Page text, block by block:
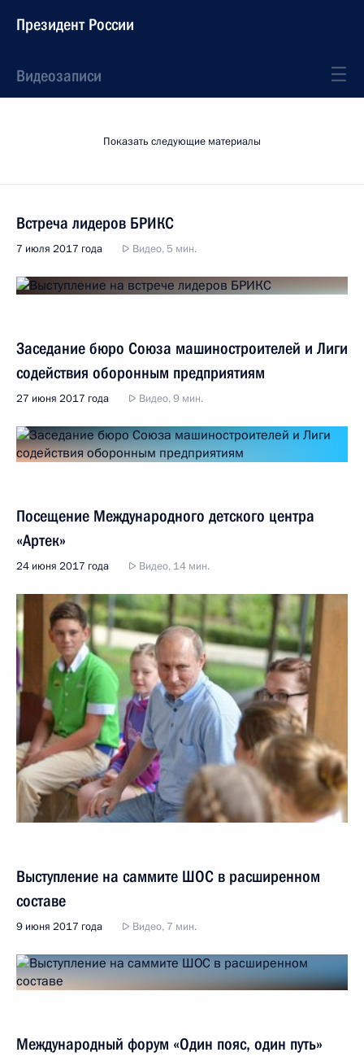
Президент России
Видеозаписи
Показать следующие материалы
Встреча лидеров БРИКС
7 июля 2017 года Видео, 5 мин.
Заседание бюро Союза машиностроителей и Лиги
содействия оборонным предприятиям
27 июня 2017 года Видео, 9 мин.
Посещение Международного детского центра
«Артек»
24 июня 2017 года Видео, 14 мин.
Выступление на саммите ШОС в расширенном
составе
9 июня 2017 года Видео, 7 мин.
Международный форум «Один пояс, один путь»